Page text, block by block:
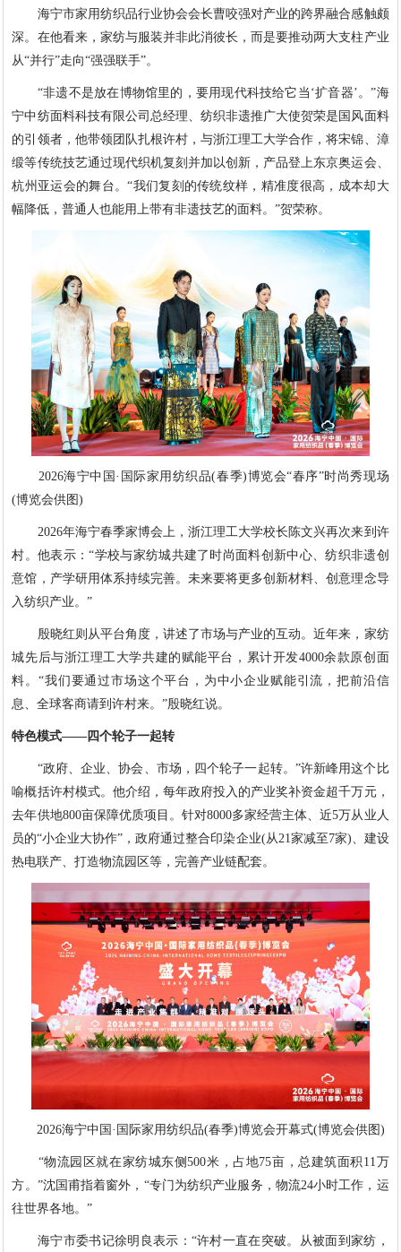
海宁市家用纺织品行业协会会长曹咬强对产业的跨界融合感触颇
深。在他看来，家纺与服装并非此消彼长，而是要推动两大支柱产业
从“并行”走向“强强联手”。
“非遗不是放在博物馆里的，要用现代科技给它当‘扩音器’。”海
宁中纺面料科技有限公司总经理、纺织非遗推广大使贺荣是国风面料
的引领者，他带领团队扎根许村，与浙江理工大学合作，将宋锦、漳
缎等传统技艺通过现代织机复刻并加以创新，产品登上东京奥运会、
杭州亚运会的舞台。“我们复刻的传统纹样，精准度很高，成本却大
幅降低，普通人也能用上带有非遗技艺的面料。”贺荣称。
2026海宁中国·国际家用纺织品(春季)博览会“春序”时尚秀现场
(博览会供图)
2026年海宁春季家博会上，浙江理工大学校长陈文兴再次来到许
村。他表示：“学校与家纺城共建了时尚面料创新中心、纺织非遗创
意馆，产学研用体系持续完善。未来要将更多创新材料、创意理念导
入纺织产业。”
殷晓红则从平台角度，讲述了市场与产业的互动。近年来，家纺
城先后与浙江理工大学共建的赋能平台，累计开发4000余款原创面
料。“我们要通过市场这个平台，为中小企业赋能引流，把前沿信
息、全球客商请到许村来。”殷晓红说。
特色模式——四个轮子一起转
“政府、企业、协会、市场，四个轮子一起转。”许新峰用这个比
喻概括许村模式。他介绍，每年政府投入的产业奖补资金超千万元，
去年供地800亩保障优质项目。针对8000多家经营主体、近5万从业人
员的“小企业大协作”，政府通过整合印染企业(从21家减至7家)、建设
热电联产、打造物流园区等，完善产业链配套。
2026海宁中国·国际家用纺织品(春季)博览会开幕式(博览会供图)
“物流园区就在家纺城东侧500米，占地75亩，总建筑面积11万
方。”沈国甫指着窗外，“专门为纺织产业服务，物流24小时工作，运
往世界各地。”
海宁市委书记徐明良表示：“许村一直在突破。从被面到家纺，